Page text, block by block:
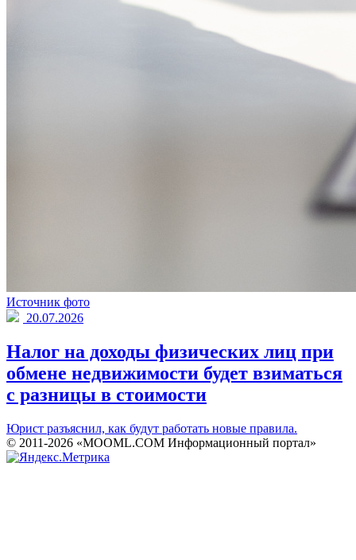
Источник фото
20.07.2026
Налог на доходы физических лиц при
обмене недвижимости будет взиматься
с разницы в стоимости
Юрист разъяснил, как будут работать новые правила.
© 2011-2026 «MOOML.COM Информационный портал»